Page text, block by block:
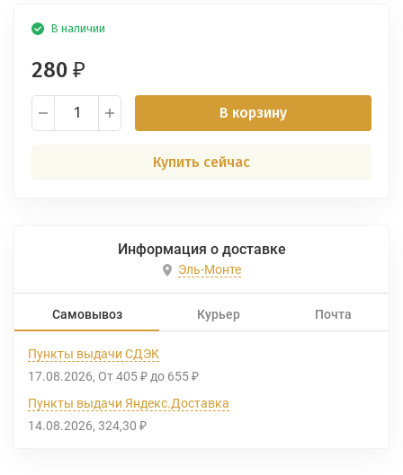
В наличии
280 ₽
В корзину
Купить сейчас
Информация о доставке
Эль-Монте
Самовывоз Курьер Почта
Пункты выдачи СДЭК
17.08.2026 От 405 ₽ до 655 ₽
Пункты выдачи Яндекс.Доставка
14.08.2026 324,30 ₽